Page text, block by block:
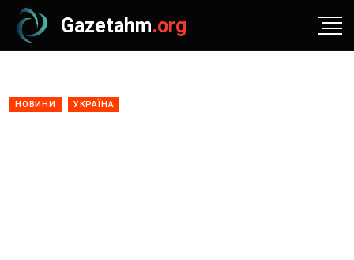
Gazetahm.org
НОВИНИ УКРАЇНА